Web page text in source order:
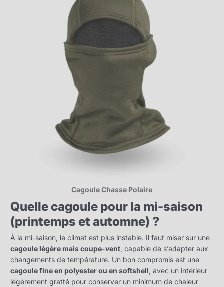
Cagoule Chasse Polaire
Quelle cagoule pour la mi-saison
(printemps et automne) ?
À la mi-saison, le climat est plus instable. Il faut miser sur une
cagoule légère mais coupe-vent, capable de s’adapter aux
changements de température. Un bon compromis est une
cagoule fine en polyester ou en softshell, avec un intérieur
légèrement gratté pour conserver un minimum de chaleur